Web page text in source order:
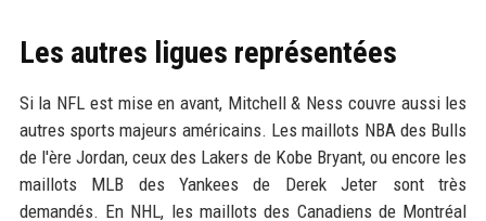
Les autres ligues représentées
Si la NFL est mise en avant, Mitchell & Ness couvre aussi les
autres sports majeurs américains. Les maillots NBA des Bulls
de l'ère Jordan, ceux des Lakers de Kobe Bryant, ou encore les
maillots MLB des Yankees de Derek Jeter sont très
demandés. En NHL, les maillots des Canadiens de Montréal